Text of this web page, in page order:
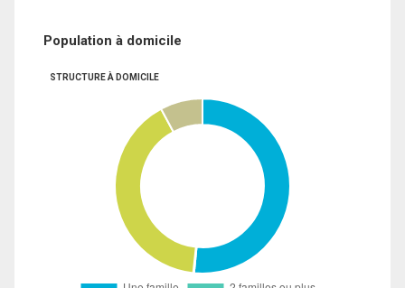
Population à domicile
STRUCTURE À DOMICILE